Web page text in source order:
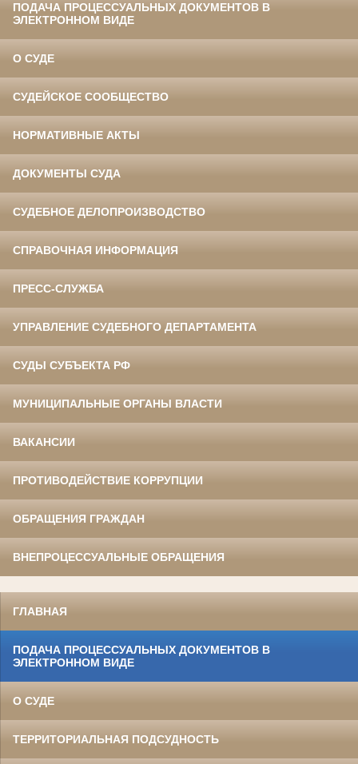
ПОДАЧА ПРОЦЕССУАЛЬНЫХ ДОКУМЕНТОВ В
ЭЛЕКТРОННОМ ВИДЕ
О СУДЕ
СУДЕЙСКОЕ СООБЩЕСТВО
НОРМАТИВНЫЕ АКТЫ
ДОКУМЕНТЫ СУДА
СУДЕБНОЕ ДЕЛОПРОИЗВОДСТВО
СПРАВОЧНАЯ ИНФОРМАЦИЯ
ПРЕСС-СЛУЖБА
УПРАВЛЕНИЕ СУДЕБНОГО ДЕПАРТАМЕНТА
СУДЫ СУБЪЕКТА РФ
МУНИЦИПАЛЬНЫЕ ОРГАНЫ ВЛАСТИ
ВАКАНСИИ
ПРОТИВОДЕЙСТВИЕ КОРРУПЦИИ
ОБРАЩЕНИЯ ГРАЖДАН
ВНЕПРОЦЕССУАЛЬНЫЕ ОБРАЩЕНИЯ
ГЛАВНАЯ
ПОДАЧА ПРОЦЕССУАЛЬНЫХ ДОКУМЕНТОВ В
ЭЛЕКТРОННОМ ВИДЕ
О СУДЕ
ТЕРРИТОРИАЛЬНАЯ ПОДСУДНОСТЬ